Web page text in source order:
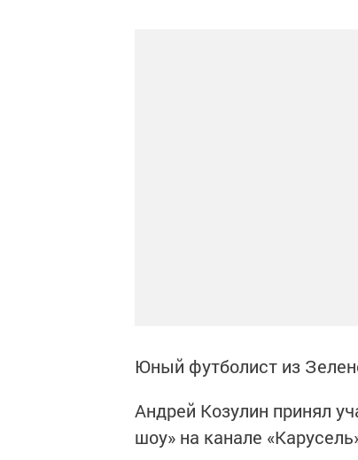
Юный футболист из
Андрей Козулин принял
шоу» на канале